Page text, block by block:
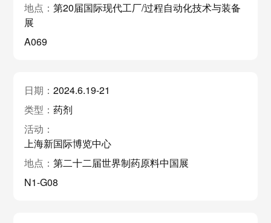
第20届国际现代工厂/过程自动化技术与装备
展
A069
2024.6.19-21
药剂
上海新国际博览中心
第二十二届世界制药原料中国展
N1-G08